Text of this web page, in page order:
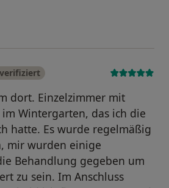
dort. Einzelzimmer mit
Wintergarten, das ich die
hatte. Es wurde regelmäßig
mir wurden einige
Behandlung gegeben um
zu sein. Im Anschluss